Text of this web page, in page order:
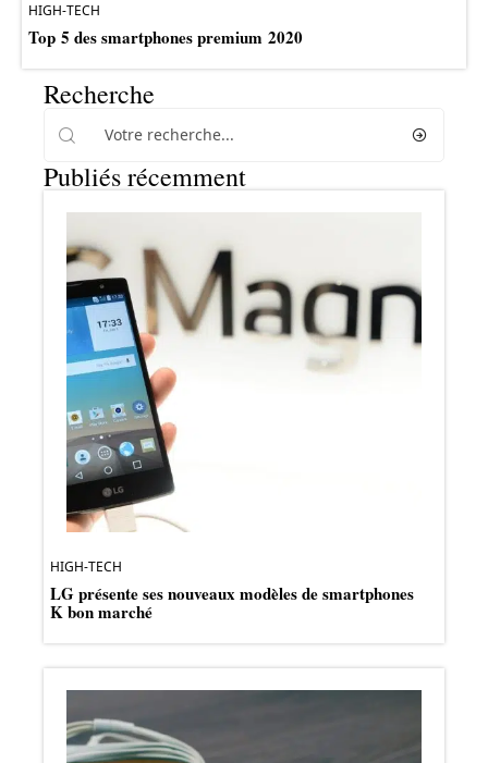
HIGH-TECH
Top 5 des smartphones premium 2020
Recherche
Publiés récemment
HIGH-TECH
LG présente ses nouveaux modèles de smartphones
K bon marché